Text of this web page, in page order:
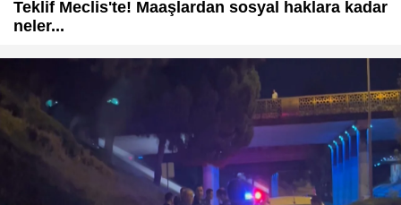
Teklif Meclis'te! Maaşlardan sosyal haklara kadar
neler...